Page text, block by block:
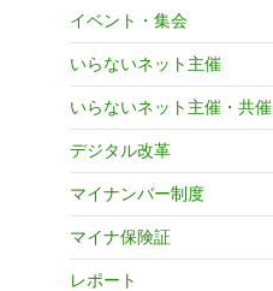
イベント・集会
いらないネット主催
いらないネット主催・共催
デジタル改革
マイナンバー制度
マイナ保険証
レポート